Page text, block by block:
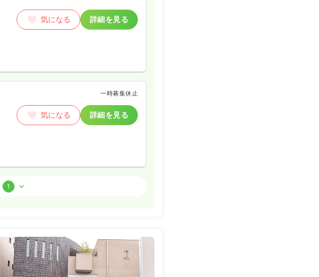
気になる 詳細を見る
一時募集休止
気になる 詳細を見る
1